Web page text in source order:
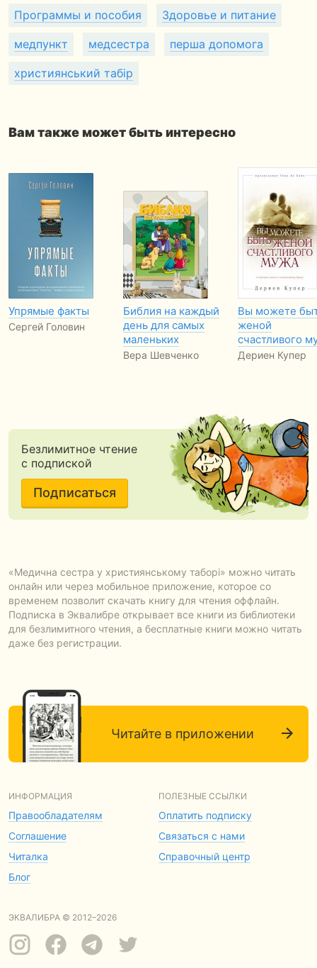
Программы и пособия Здоровье и питание
медпункт медсестра перша допомога
християнський табір
Вам также может быть интересно
Упрямые факты
Сергей Головин
Библия на каждый
день для самых
маленьких
Вера Шевченко
Вы можете
женой
счастливого
Дериен Купер
Безлимитное чтение
с подпиской
Подписаться
«Медична сестра у християнському таборі» можно читать
онлайн или через мобильное приложение, которое со
временем позволит скачать книгу для чтения оффлайн.
Подписка в Эквалибре открывает все книги из библиотеки
для безлимитного чтения, а бесплатные книги можно читать
даже без регистрации.
Читайте в приложении
ИНФОРМАЦИЯ
Правообладателям
Соглашение
Читалка
Блог
ПОЛЕЗНЫЕ ССЫЛКИ
Оплатить подписку
Связаться с нами
Справочный центр
ЭКВАЛИБРА © 2012–2026